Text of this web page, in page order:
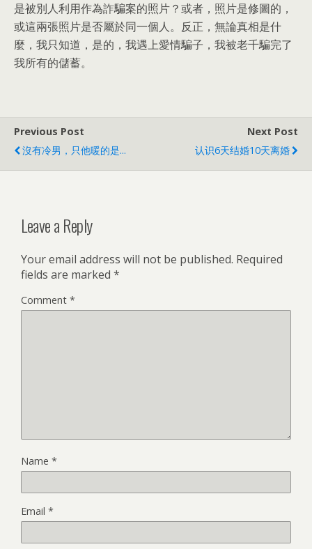
是被別人利用作為詐騙案的照片？或者，照片是修圖的，
或這兩張照片是否屬於同一個人。反正，無論真相是什
麼，我只知道，是的，我遇上愛情騙子，我被老千騙完了
我所有的儲蓄。
Previous Post
沒有冷男，只他暖的是...
Next Post
认识6天结婚10天离婚
Leave a Reply
Your email address will not be published. Required
fields are marked *
Comment *
Name *
Email *